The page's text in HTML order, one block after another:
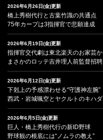
2026年6月26日(金)更新
橋上秀樹代行と古葉竹識の共通点
75年カープは3指揮官で悲願達成
2026年6月19日(金)更新
指揮官交代劇は東北楽天のお家芸か
まさかのロッテ吉井理人前監督招聘
2026年6月12日(金)更新
下剋上の予感漂わせる“守護神左腕”
西武・岩城颯空とヤクルトのキハダ
2026年6月5日(金)更新
巨人・橋上秀樹代行の新ID野球
野球観の根底には“ノムラの教え”